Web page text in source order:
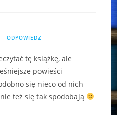
ODPOWIEDZ
tę książkę, ale
powieści
się nieco od nich
też się tak spodobają